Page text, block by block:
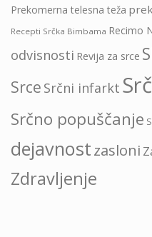
Prekomerna telesna teža
Recepti Srčka Bimbama Recimo
odvisnosti Revija za srce
Srce Srčni infarkt
Srčno popuščanje
dejavnostzasloni
Zdravljenje